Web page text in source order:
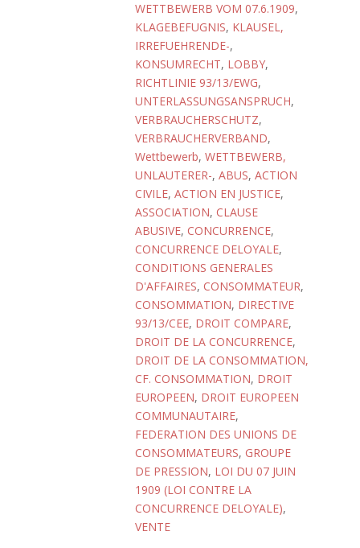
WETTBEWERB VOM 07.6.1909,
KLAGEBEFUGNIS, KLAUSEL,
IRREFUEHRENDE-,
KONSUMRECHT, LOBBY,
RICHTLINIE 93/13/EWG,
UNTERLASSUNGSANSPRUCH,
VERBRAUCHERSCHUTZ,
VERBRAUCHERVERBAND,
Wettbewerb, WETTBEWERB,
UNLAUTERER-, ABUS, ACTION
CIVILE, ACTION EN JUSTICE,
ASSOCIATION, CLAUSE
ABUSIVE, CONCURRENCE,
CONCURRENCE DELOYALE,
CONDITIONS GENERALES
D'AFFAIRES, CONSOMMATEUR,
CONSOMMATION, DIRECTIVE
93/13/CEE, DROIT COMPARE,
DROIT DE LA CONCURRENCE,
DROIT DE LA CONSOMMATION,
CF. CONSOMMATION, DROIT
EUROPEEN, DROIT EUROPEEN
COMMUNAUTAIRE,
FEDERATION DES UNIONS DE
CONSOMMATEURS, GROUPE
DE PRESSION, LOI DU 07 JUIN
1909 (LOI CONTRE LA
CONCURRENCE DELOYALE),
VENTE